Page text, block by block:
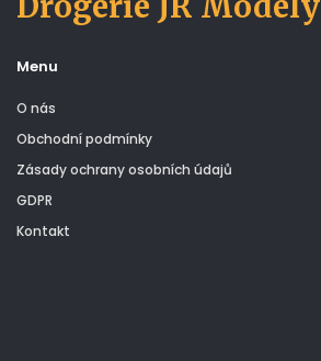
Menu
O nás
Obchodní podmínky
Zásady ochrany osobních údajů
GDPR
Kontakt